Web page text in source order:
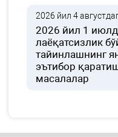
2026 йил 4
2026 йил 1
лаёқатсизлик
тайинлашнинг
эътибор
масалалар